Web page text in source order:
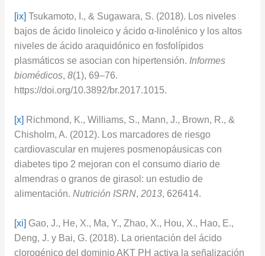
[ix] Tsukamoto, I., & Sugawara, S. (2018). Los niveles
bajos de ácido linoleico y ácido α-linolénico y los altos
niveles de ácido araquidónico en fosfolípidos
plasmáticos se asocian con hipertensión. Informes
biomédicos, 8(1), 69–76.
https://doi.org/10.3892/br.2017.1015.
[x] Richmond, K., Williams, S., Mann, J., Brown, R., &
Chisholm, A. (2012). Los marcadores de riesgo
cardiovascular en mujeres posmenopáusicas con
diabetes tipo 2 mejoran con el consumo diario de
almendras o granos de girasol: un estudio de
alimentación. Nutrición ISRN, 2013, 626414.
[xi] Gao, J., He, X., Ma, Y., Zhao, X., Hou, X., Hao, E.,
Deng, J. y Bai, G. (2018). La orientación del ácido
clorogénico del dominio AKT PH activa la señalización